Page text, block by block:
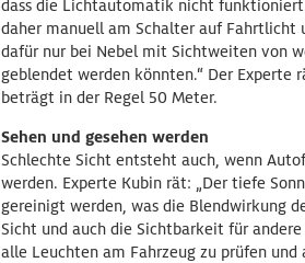
dass die Lichtautomatik nicht
daher manuell am Schalter auf Fahrtlicht
dafür nur bei Nebel mit Sichtweiten von
geblendet werden könnten.“ Der Experte
beträgt in der Regel 50 Meter.
Sehen und gesehen werden
Schlechte Sicht entsteht auch, wenn
werden. Experte Kubin rät: „Der tiefe
gereinigt werden, was die Blendwirkung
Sicht und auch die Sichtbarkeit für
alle Leuchten am Fahrzeug zu prüfen